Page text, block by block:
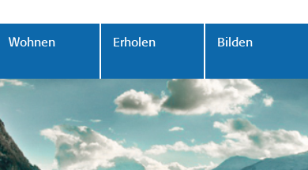
Wohnen Erholen Bilden